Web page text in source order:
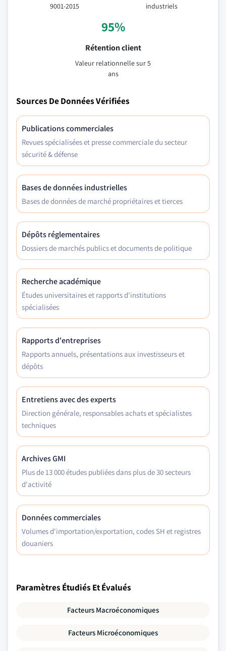
9001-2015
industriels
95%
Rétention client
Valeur relationnelle sur 5
ans
Sources De Données Vérifiées
Publications commerciales
Revues spécialisées et presse commerciale du secteur
sécurité & défense
Bases de données industrielles
Bases de données de marché propriétaires et tierces
Dépôts réglementaires
Dossiers de marchés publics et documents de politique
Recherche académique
Études universitaires et rapports d'institutions
spécialisées
Rapports d'entreprises
Rapports annuels, présentations aux investisseurs et
dépôts
Entretiens avec des experts
Direction générale, responsables achats et spécialistes
techniques
Archives GMI
Plus de 13 000 études publiées dans plus de 30 secteurs
d'activité
Données commerciales
Volumes d'importation/exportation, codes SH et registres
douaniers
Paramètres Étudiés Et Évalués
Facteurs Macroéconomiques
Facteurs Microéconomiques